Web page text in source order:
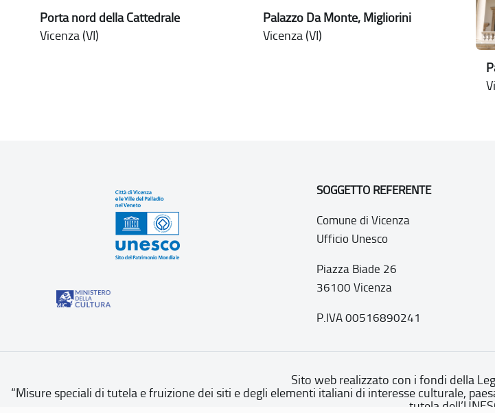
Porta nord della Cattedrale
Vicenza (VI)
Palazzo Da Monte, Migliorini
Vicenza (VI)
SOGGETTO REFERENTE
Comune di Vicenza
Ufficio Unesco
Piazza Biade 26
36100 Vicenza
P.IVA 00516890241
Sito web realizzato con i fondi della
“Misure speciali di tutela e fruizione dei siti e degli elementi italiani di interesse culturale,
tutela